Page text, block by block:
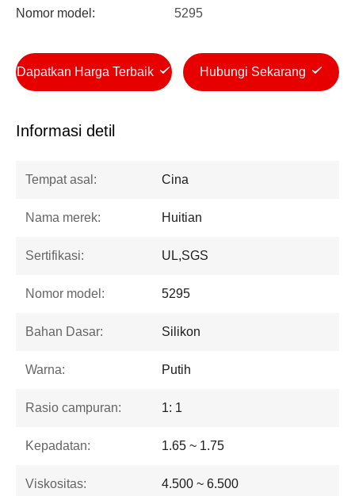
Nomor model: 5295
Dapatkan Harga Terbaik Hubungi Sekarang
Informasi detil
Tempat asal: Cina
Nama merek: Huitian
Sertifikasi: UL,SGS
Nomor model: 5295
Bahan Dasar: Silikon
Warna: Putih
Rasio campuran: 1: 1
Kepadatan: 1.65 ~ 1.75
Viskositas: 4.500 ~ 6.500